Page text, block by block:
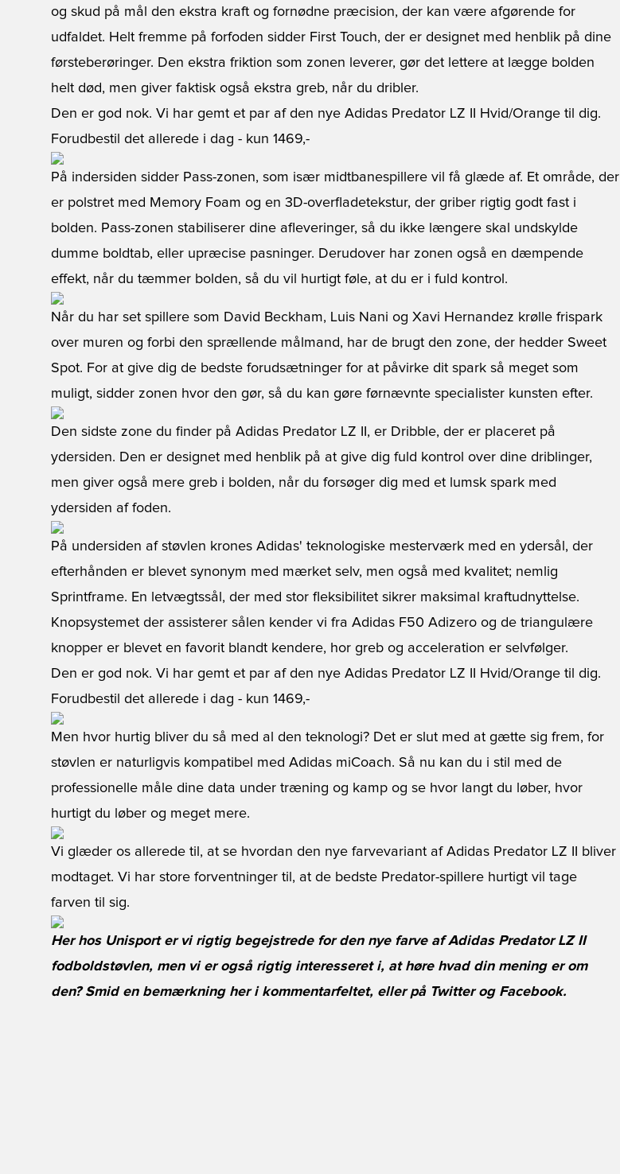
og skud på mål den ekstra kraft og fornødne præcision, der kan være afgørende for
udfaldet. Helt fremme på forfoden sidder First Touch, der er designet med henblik på dine
førsteberøringer. Den ekstra friktion som zonen leverer, gør det lettere at lægge bolden
helt død, men giver faktisk også ekstra greb, når du dribler.
Den er god nok. Vi har gemt et par af den nye Adidas Predator LZ II Hvid/Orange til dig.
Forudbestil det allerede i dag - kun 1469,-
På indersiden sidder Pass-zonen, som især midtbanespillere vil få glæde af. Et område, der
er polstret med Memory Foam og en 3D-overfladetekstur, der griber rigtig godt fast i
bolden. Pass-zonen stabiliserer dine afleveringer, så du ikke længere skal undskylde
dumme boldtab, eller upræcise pasninger. Derudover har zonen også en dæmpende
effekt, når du tæmmer bolden, så du vil hurtigt føle, at du er i fuld kontrol.
Når du har set spillere som David Beckham, Luis Nani og Xavi Hernandez krølle frispark
over muren og forbi den sprællende målmand, har de brugt den zone, der hedder Sweet
Spot. For at give dig de bedste forudsætninger for at påvirke dit spark så meget som
muligt, sidder zonen hvor den gør, så du kan gøre førnævnte specialister kunsten efter.
Den sidste zone du finder på Adidas Predator LZ II, er Dribble, der er placeret på
ydersiden. Den er designet med henblik på at give dig fuld kontrol over dine driblinger,
men giver også mere greb i bolden, når du forsøger dig med et lumsk spark med
ydersiden af foden.
På undersiden af støvlen krones Adidas' teknologiske mesterværk med en ydersål, der
efterhånden er blevet synonym med mærket selv, men også med kvalitet; nemlig
Sprintframe. En letvægtssål, der med stor fleksibilitet sikrer maksimal kraftudnyttelse.
Knopsystemet der assisterer sålen kender vi fra Adidas F50 Adizero og de triangulære
knopper er blevet en favorit blandt kendere, hor greb og acceleration er selvfølger.
Den er god nok. Vi har gemt et par af den nye Adidas Predator LZ II Hvid/Orange til dig.
Forudbestil det allerede i dag - kun 1469,-
Men hvor hurtig bliver du så med al den teknologi? Det er slut med at gætte sig frem, for
støvlen er naturligvis kompatibel med Adidas miCoach. Så nu kan du i stil med de
professionelle måle dine data under træning og kamp og se hvor langt du løber, hvor
hurtigt du løber og meget mere.
Vi glæder os allerede til, at se hvordan den nye farvevariant af Adidas Predator LZ II bliver
modtaget. Vi har store forventninger til, at de bedste Predator-spillere hurtigt vil tage
farven til sig.
Her hos Unisport er vi rigtig begejstrede for den nye farve af Adidas Predator LZ II
fodboldstøvlen, men vi er også rigtig interesseret i, at høre hvad din mening er om
den? Smid en bemærkning her i kommentarfeltet, eller på Twitter og Facebook.